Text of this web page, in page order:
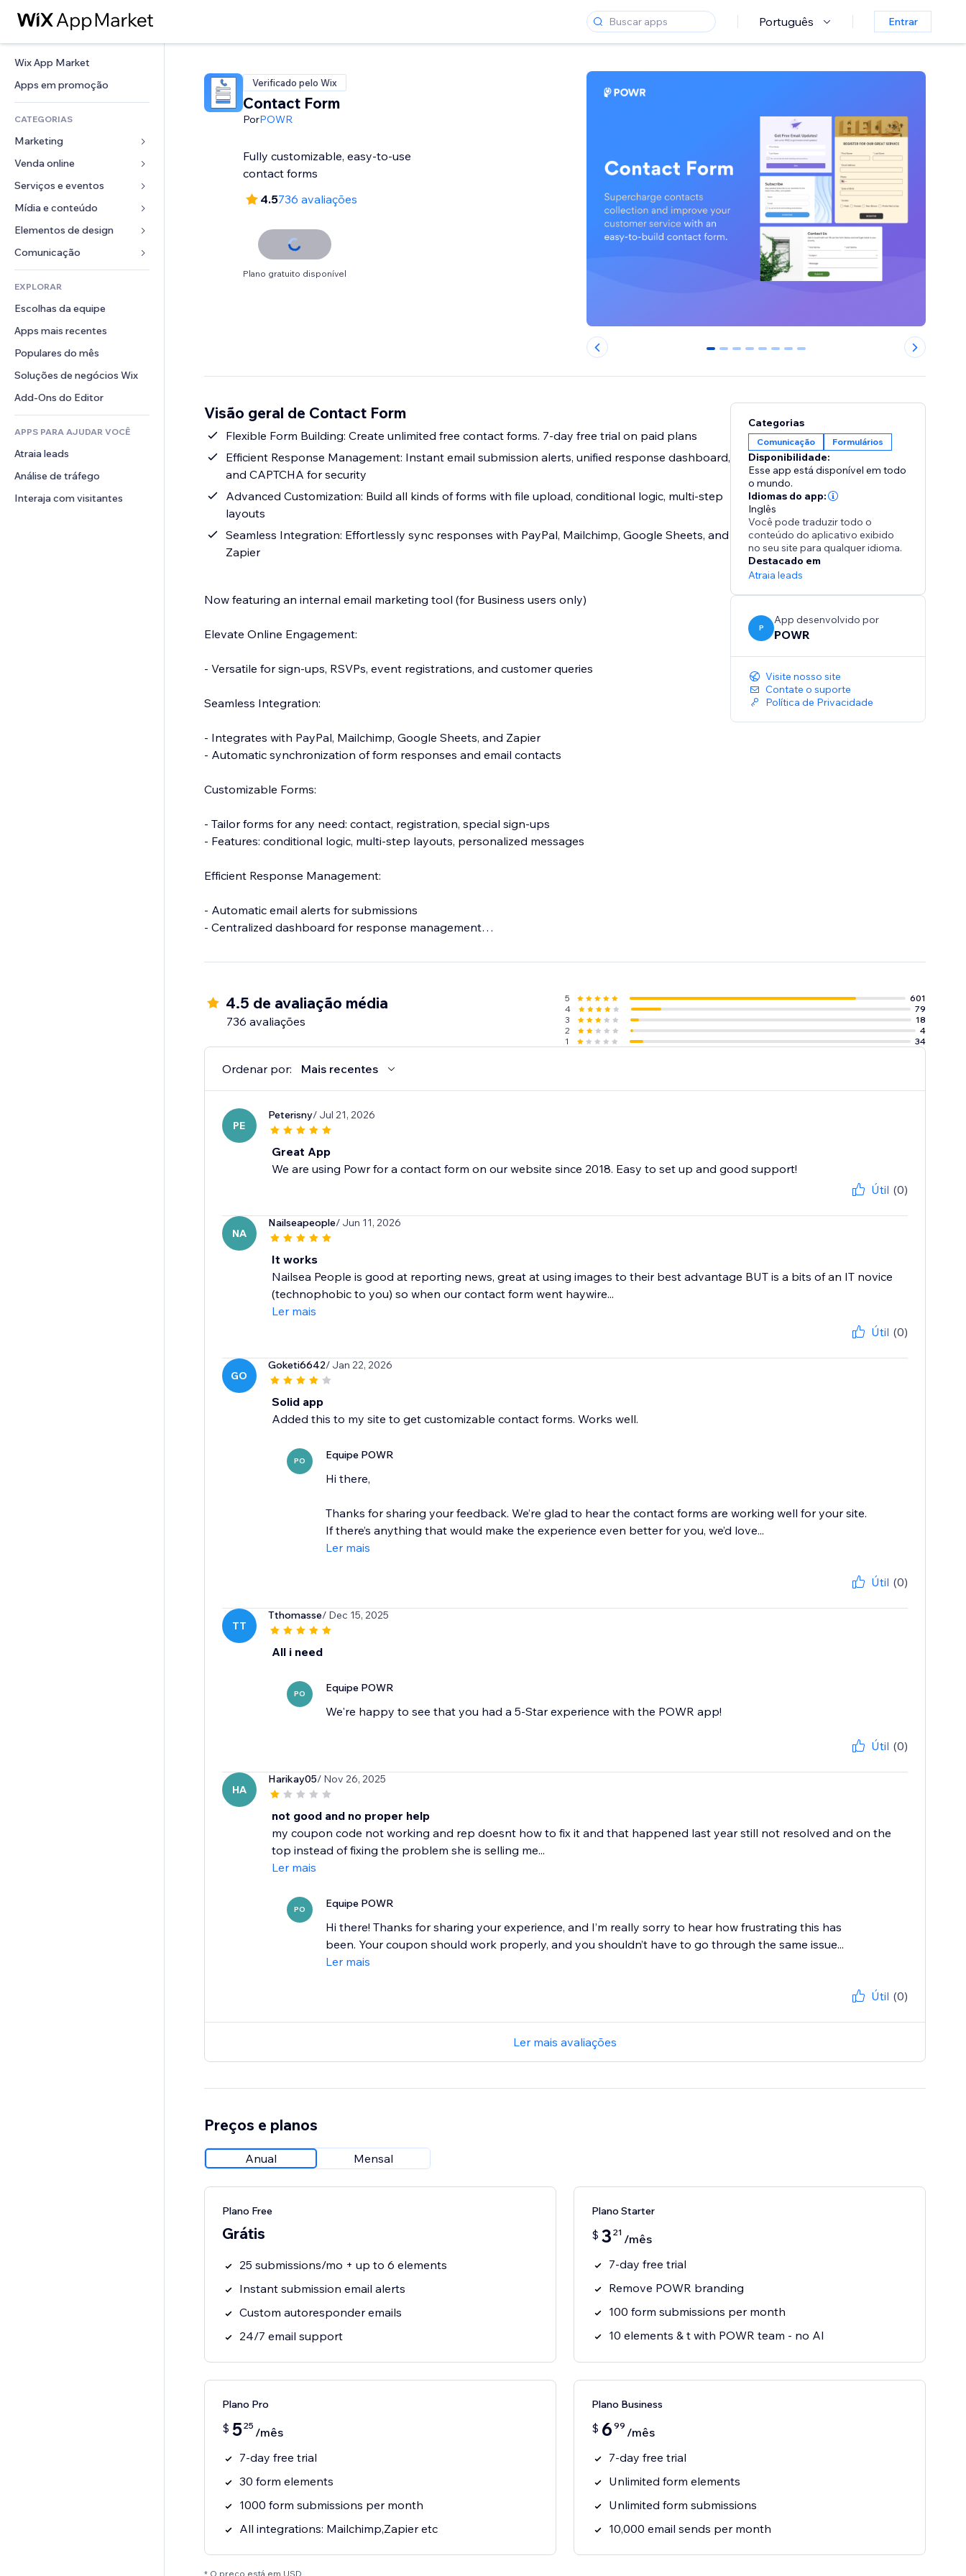
Português Entrar
Wix App Market
Apps em promoção
CATEGORIAS
Marketing
Anúncios
Mobile
Análises
Listas do site
Email
Venda online
Apps para lojas
Frete e entrega
Botões de venda
Contabilidade
Cupons e fidelidade
Soluções de armazenamento
Serviços e eventos
Hotéis
Eventos
Restaurantes
Imobiliária
Meus agendamentos
Mídia e conteúdo
Galeria
Músicas
Podcasts
Fotografia
Vídeo
PDF
Compartilhamento de arquivos
Notícias
Elementos de design
Mapas e navegação
Privacidade e segurança
Relógio
Templates de página
Efeitos de imagem
Botões e menus
Banners e selos
Calculadoras
Busca
Previsão do tempo
Tabelas e gráficos
Formulários
Enquetes
Chat
Comentários
Telefone
Comunidade
Avaliações e depoimentos
CRM
EXPLORAR
Escolhas da equipe
Apps mais recentes
Populares do mês
Soluções de negócios Wix
Add-Ons do Editor
APPS PARA AJUDAR VOCÊ
Atraia leads
Análise de tráfego
Interaja com visitantes
Verificado pelo Wix
Contact Form
PorPOWR
Fully customizable, easy-to-use
contact forms
4.5736 avaliações
Plano gratuito disponível
0 1 2 3 4 5 6 7
Visão geral de Contact Form
Flexible Form Building: Create unlimited free contact forms. 7-day free trial on paid plans
Efficient Response Management: Instant email submission alerts, unified response dashboard,
and CAPTCHA for security
Advanced Customization: Build all kinds of forms with file upload, conditional logic, multi-step
layouts
Seamless Integration: Effortlessly sync responses with PayPal, Mailchimp, Google Sheets, and
Zapier
Now featuring an internal email marketing tool (for Business users only)
Elevate Online Engagement:
- Versatile for sign-ups, RSVPs, event registrations, and customer queries
Seamless Integration:
- Integrates with PayPal, Mailchimp, Google Sheets, and Zapier
- Automatic synchronization of form responses and email contacts
Customizable Forms:
- Tailor forms for any need: contact, registration, special sign-ups
- Features: conditional logic, multi-step layouts, personalized messages
Efficient Response Management:
- Automatic email alerts for submissions
- Centralized dashboard for response management
- Connect with Mailchimp for contact syncing
- Create custom autoresponder emails
- Real-time syncing with Google Sheets
- Access to thousands of apps via Zapier
Categorias
Comunicação Formulários
Disponibilidade:
Esse app está disponível em todo
o mundo.
Idiomas do app:
Inglês
Você pode traduzir todo o
conteúdo do aplicativo exibido
no seu site para qualquer idioma.
Destacado em
Atraia leads
P
App desenvolvido por
POWR
Visite nosso site
Contate o suporte
Política de Privacidade
4.5 de avaliação média
736 avaliações
5
601
4
79
3
18
2
4
1
34
Ordenar por: Mais recentes
PE
Peterisny/ Jul 21, 2026
Great App
We are using Powr for a contact form on our website since 2018. Easy to set up and good support!
Útil (0)
NA
Nailseapeople/ Jun 11, 2026
It works
Nailsea People is good at reporting news, great at using images to their best advantage BUT is a bits of an IT novice
(technophobic to you) so when our contact form went haywire...
Ler mais
Útil (0)
GO
Goketi6642/ Jan 22, 2026
Solid app
Added this to my site to get customizable contact forms. Works well.
PO Equipe POWR
Hi there,
Thanks for sharing your feedback. We’re glad to hear the contact forms are working well for your site.
If there’s anything that would make the experience even better for you, we’d love...
Ler mais
Útil (0)
TT
Tthomasse/ Dec 15, 2025
All i need
PO Equipe POWR
We're happy to see that you had a 5-Star experience with the POWR app!
Útil (0)
HA
Harikay05/ Nov 26, 2025
not good and no proper help
my coupon code not working and rep doesnt how to fix it and that happened last year still not resolved and on the
top instead of fixing the problem she is selling me...
Ler mais
PO Equipe POWR
Hi there! Thanks for sharing your experience, and I’m really sorry to hear how frustrating this has
been. Your coupon should work properly, and you shouldn’t have to go through the same issue...
Ler mais
Útil (0)
Ler mais avaliações
Preços e planos
Anual Mensal
Plano Free
Grátis
25 submissions/mo + up to 6 elements
Instant submission email alerts
Custom autoresponder emails
24/7 email support
Plano Starter
$ 3 21 /mês
7-day free trial
Remove POWR branding
100 form submissions per month
10 elements & t with POWR team - no AI
Plano Pro
$ 525 /mês
7-day free trial
30 form elements
1000 form submissions per month
All integrations: Mailchimp,Zapier etc
Plano Business
$ 6 99 /mês
7-day free trial
Unlimited form elements
Unlimited form submissions
10,000 email sends per month
* O preço está em USD.